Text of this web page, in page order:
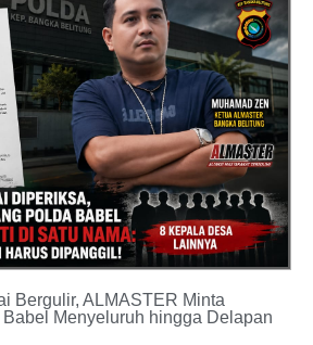
Bergulir, ALMASTER Minta
Menyeluruh hingga Delapan